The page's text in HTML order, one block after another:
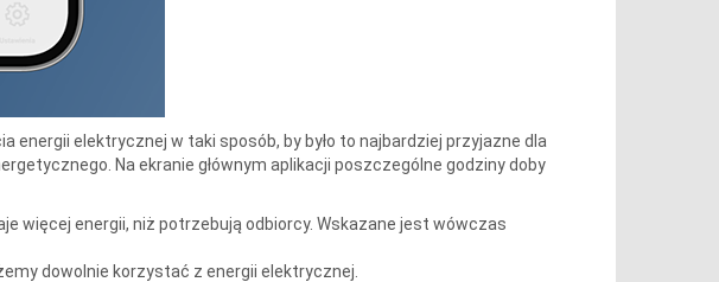
energii elektrycznej w taki sposób, by było to najbardziej przyjazne dla
Na ekranie głównym aplikacji poszczególne godziny doby
więcej energii, niż potrzebują odbiorcy. Wskazane jest wówczas
dowolnie korzystać z energii elektrycznej.